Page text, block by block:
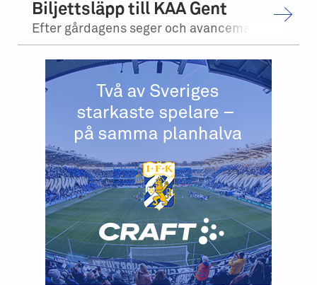
Biljettsläpp till KAA Gent